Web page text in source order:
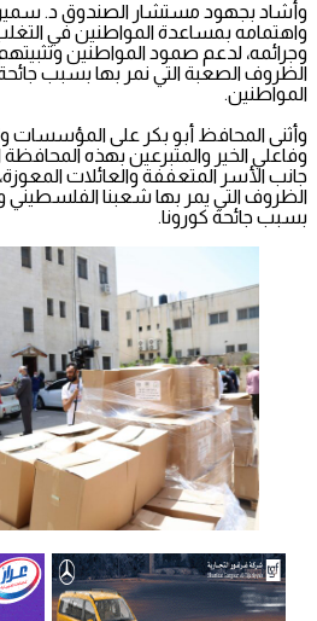
وأشاد بجهود مستشار الصندوق د. سمير
واهتمامه بمساعدة المواطنين في
وجرائمه، لدعم صمود المواطنين
الظروف الصعبة التي نمر بها بسبب جائحة
المواطنين.
وأثنى المحافظ أبو بكر على المؤسسات
وفاعلي الخير والمتبرعين بهذه
جانب الأسر المتعففة والعائلات
الظروف التي يمر بها شعبنا الفلسطيني
بسبب جائحة كورونا.